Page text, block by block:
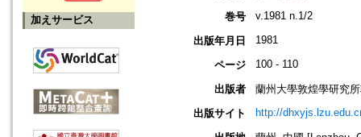
加えサービス
巻号
v.1981 n.1/2
出版年月日 1981
ページ 100 - 110
出版者
蘭州大學敦煌學研究
出版サイト
http://